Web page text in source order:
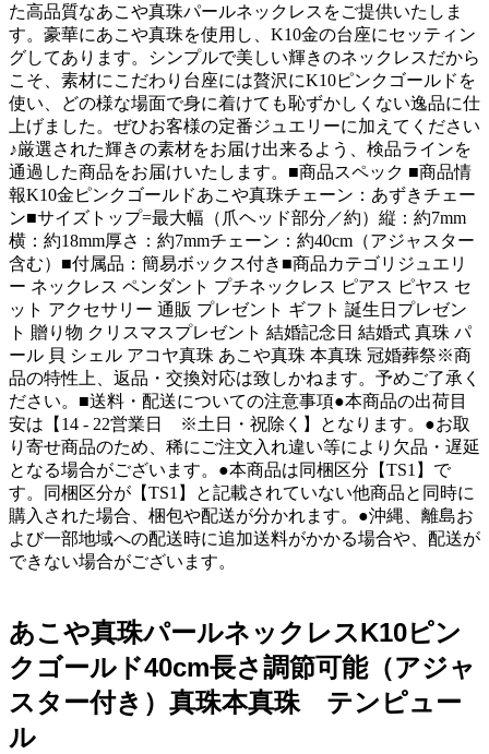
た高品質なあこや真珠パールネックレスをご提供いたしま
す。豪華にあこや真珠を使用し、K10金の台座にセッティン
グしてあります。シンプルで美しい輝きのネックレスだから
こそ、素材にこだわり台座には贅沢にK10ピンクゴールドを
使い、どの様な場面で身に着けても恥ずかしくない逸品に仕
上げました。ぜひお客様の定番ジュエリーに加えてください
♪厳選された輝きの素材をお届け出来るよう、検品ラインを
通過した商品をお届けいたします。■商品スペック ■商品情
報K10金ピンクゴールドあこや真珠チェーン：あずきチェー
ン■サイズトップ=最大幅（爪ヘッド部分／約）縦：約7mm
横：約18mm厚さ：約7mmチェーン：約40cm（アジャスター
含む）■付属品：簡易ボックス付き■商品カテゴリジュエリ
ー ネックレス ペンダント プチネックレス ピアス ピヤス セ
ット アクセサリー 通販 プレゼント ギフト 誕生日プレゼン
ト 贈り物 クリスマスプレゼント 結婚記念日 結婚式 真珠 パ
ール 貝 シェル アコヤ真珠 あこや真珠 本真珠 冠婚葬祭※商
品の特性上、返品・交換対応は致しかねます。予めご了承く
ださい。■送料・配送についての注意事項●本商品の出荷目
安は【14 - 22営業日 ※土日・祝除く】となります。●お取
り寄せ商品のため、稀にご注文入れ違い等により欠品・遅延
となる場合がございます。●本商品は同梱区分【TS1】で
す。同梱区分が【TS1】と記載されていない他商品と同時に
購入された場合、梱包や配送が分かれます。●沖縄、離島お
よび一部地域への配送時に追加送料がかかる場合や、配送が
できない場合がございます。
あこや真珠パールネックレスK10ピン
クゴールド40cm長さ調節可能（アジャ
スター付き）真珠本真珠 テンピュー
ル